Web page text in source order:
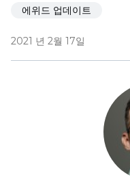
에위드 업데이트
2021 년 2월 17일